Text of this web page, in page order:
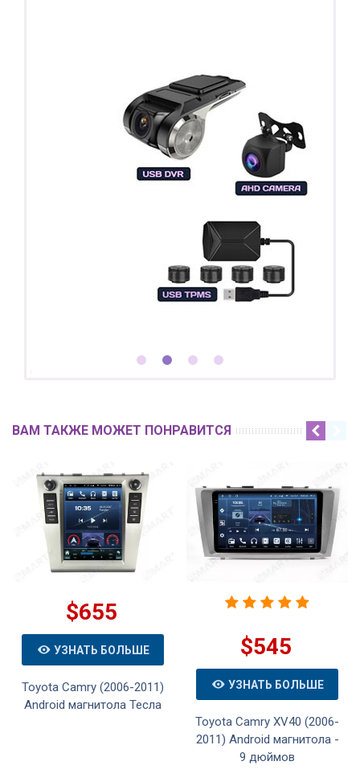
ВАМ ТАКЖЕ МОЖЕТ ПОНРАВИТСЯ
$655
УЗНАТЬ БОЛЬШЕ
Toyota Camry (2006-2011)
Android магнитола Тесла
$545
УЗНАТЬ БОЛЬШЕ
Toyota Camry XV40 (2006-
2011) Android магнитола -
9 дюймов